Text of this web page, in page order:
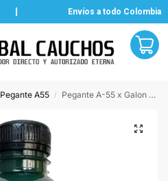
Envíos a todo Colombia
Pegante A55 / Pegante A-55 x Galon 3700cc